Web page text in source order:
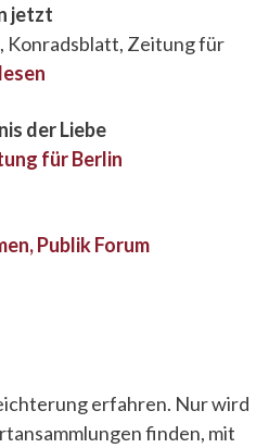
jetzt
Konradsblatt, Zeitung für
lesen
der Liebe
für Berlin
Publik Forum
erfahren. Nur wird
finden, mit